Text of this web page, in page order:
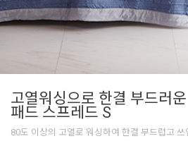
고열워싱으로 한결 부드러
패드 스프레드 S
80도 이상의 고열로 워싱하여 한결 부드럽고 쓰